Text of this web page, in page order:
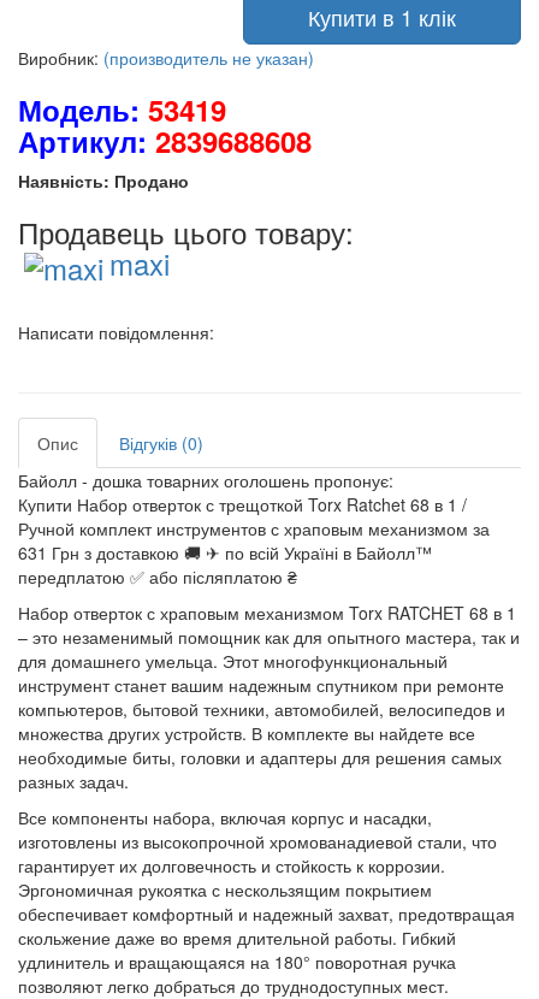
Купити в 1 клік
Виробник: (производитель не указан)
Модель: 53419
Артикул: 2839688608
Наявність: Продано
Продавець цього товару:
maxi
Написати повідомлення:
Опис
Відгуків (0)
Байолл - дошка товарних оголошень пропонує:
Купити Набор отверток с трещоткой Torx Ratchet 68 в 1 /
Ручной комплект инструментов с храповым механизмом за
631 Грн з доставкою 🚚 ✈ по всій Україні в Байолл™
передплатою ✅ або післяплатою ₴
Набор отверток с храповым механизмом Torx RATCHET 68 в 1
– это незаменимый помощник как для опытного мастера, так и
для домашнего умельца. Этот многофункциональный
инструмент станет вашим надежным спутником при ремонте
компьютеров, бытовой техники, автомобилей, велосипедов и
множества других устройств. В комплекте вы найдете все
необходимые биты, головки и адаптеры для решения самых
разных задач.
Все компоненты набора, включая корпус и насадки,
изготовлены из высокопрочной хромованадиевой стали, что
гарантирует их долговечность и стойкость к коррозии.
Эргономичная рукоятка с нескользящим покрытием
обеспечивает комфортный и надежный захват, предотвращая
скольжение даже во время длительной работы. Гибкий
удлинитель и вращающаяся на 180° поворотная ручка
позволяют легко добраться до труднодоступных мест.